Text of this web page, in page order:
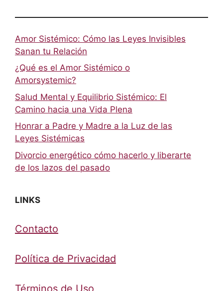
Amor Sistémico: Cómo las Leyes Invisibles
Sanan tu Relación
¿Qué es el Amor Sistémico o
Amorsystemic?
Salud Mental y Equilibrio Sistémico: El
Camino hacia una Vida Plena
Honrar a Padre y Madre a la Luz de las
Leyes Sistémicas
Divorcio energético cómo hacerlo y liberarte
de los lazos del pasado
LINKS
Contacto
Política de Privacidad
Términos de Uso